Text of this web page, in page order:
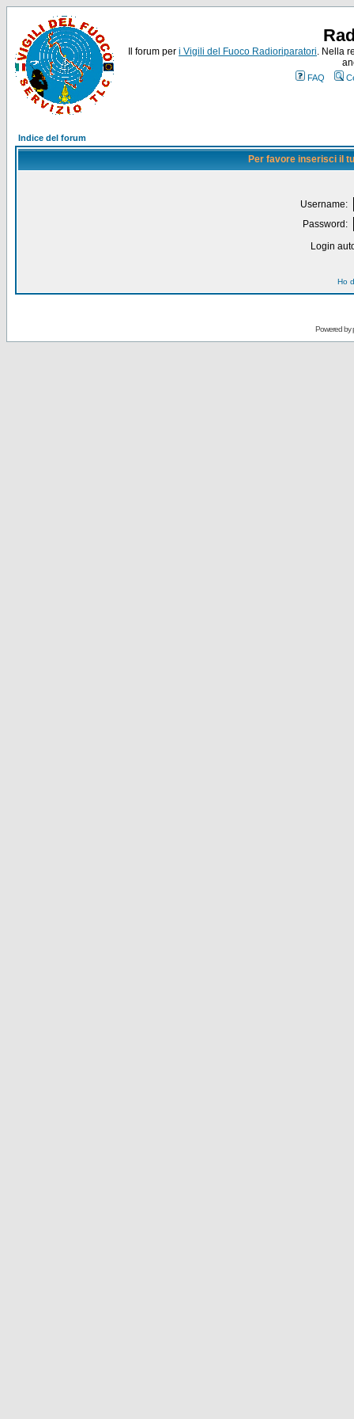
Il forum per i Vigili del Fuoco Radioriparatori. Nella
FAQ
Indice del forum
Per favore inserisci il
Username:
Password:
Login
Ho
Powered by